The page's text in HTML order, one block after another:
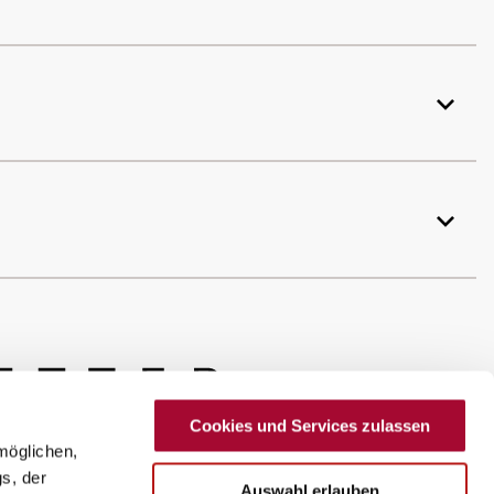
der
Cookies und Services zulassen
Auswahl erlauben